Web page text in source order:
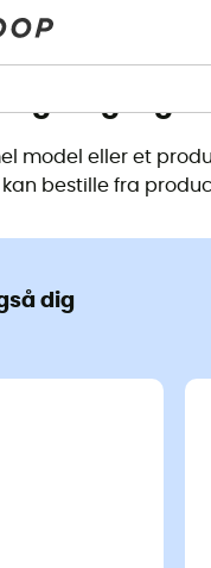
er ikke
model eller et
bestille fra
dig